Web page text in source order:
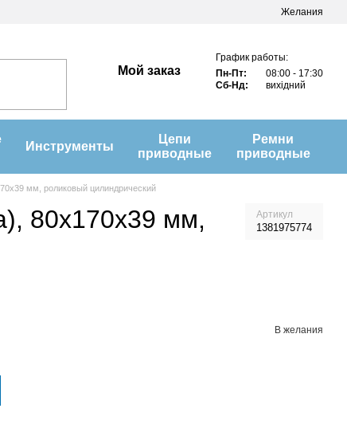
Желания
Мой заказ
График работы:
Пн-Пт:
08:00 - 17:30
Сб-Нд:
вихідний
Инструменты
Цепи
приводные
Ремни
приводные
мм, роликовый цилиндрический
80х170х39 мм,
Артикул
1381975774
В желания